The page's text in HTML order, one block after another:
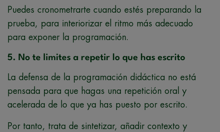
Puedes cronometrarte cuando estés preparando la
prueba, para interiorizar el ritmo más adecuado
para exponer la programación.
5. No te limites a repetir lo que has escrito
La defensa de la programación didáctica no está
pensada para que hagas una repetición oral y
acelerada de lo que ya has puesto por escrito.
Por tanto, trata de sintetizar, añadir contexto y